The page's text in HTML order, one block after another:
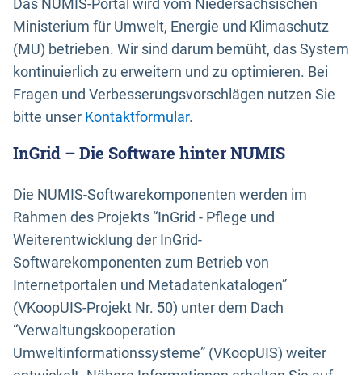
Das NUMIS-Portal wird vom Niedersächsischen
Ministerium für Umwelt, Energie und Klimaschutz
(MU) betrieben. Wir sind darum bemüht, das System
kontinuierlich zu erweitern und zu optimieren. Bei
Fragen und Verbesserungsvorschlägen nutzen Sie
bitte unser Kontaktformular.
InGrid – Die Software hinter NUMIS
Die NUMIS-Softwarekomponenten werden im
Rahmen des Projekts “InGrid - Pflege und
Weiterentwicklung der InGrid-
Softwarekomponenten zum Betrieb von
Internetportalen und Metadatenkatalogen”
(VKoopUIS-Projekt Nr. 50) unter dem Dach
“Verwaltungskooperation
Umweltinformationssysteme” (VKoopUIS) weiter